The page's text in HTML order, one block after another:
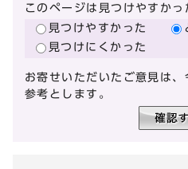
このページは見つけやすかっ
見つけやすかった
見つけにくかった
お寄せいただいたご意見は
参考とします。